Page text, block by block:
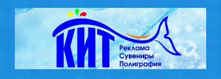
Skip to main content